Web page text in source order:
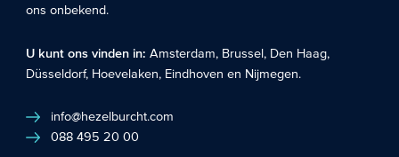
ons onbekend.
U kunt ons vinden in:Amsterdam, Brussel, Den Haag,
Düsseldorf, Hoevelaken, Eindhoven en Nijmegen.
info@hezelburcht.com
088 495 20 00